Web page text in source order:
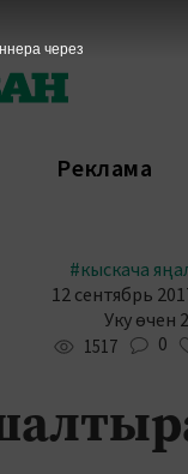
Реклама
#кыскача
12 сентябрь
Уку өчен
1517 0
через